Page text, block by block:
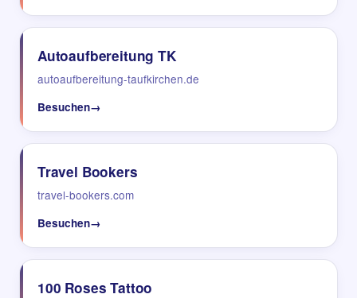
Autoaufbereitung TK
autoaufbereitung-taufkirchen.de
Besuchen→
Travel Bookers
travel-bookers.com
Besuchen→
100 Roses Tattoo